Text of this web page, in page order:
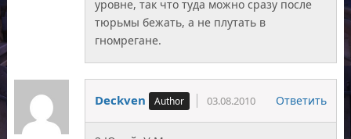
уровне, так что туда можно сразу после
тюрьмы бежать, а не плутать в
гномрегане.
Deckven 03.08.2010 Ответить